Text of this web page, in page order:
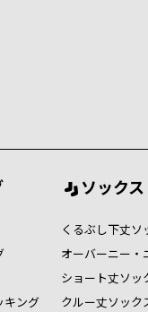
キング
ソック
くるぶし下丈ソ
オーバーニー・
ショート丈ソッ
クルー丈ソック